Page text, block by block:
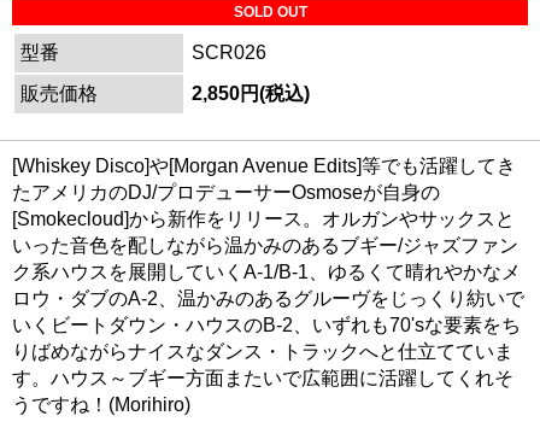
SOLD OUT
型番
SCR026
販売価格
2,850円(税込)
[Whiskey Disco]や[Morgan Avenue Edits]等でも活躍してき
たアメリカのDJ/プロデューサーOsmoseが自身の
[Smokecloud]から新作をリリース。オルガンやサックスと
いった音色を配しながら温かみのあるブギー/ジャズファン
ク系ハウスを展開していくA-1/B-1、ゆるくて晴れやかなメ
ロウ・ダブのA-2、温かみのあるグルーヴをじっくり紡いで
いくビートダウン・ハウスのB-2、いずれも70'sな要素をち
りばめながらナイスなダンス・トラックへと仕立てていま
す。ハウス～ブギー方面またいで広範囲に活躍してくれそ
うですね！(Morihiro)